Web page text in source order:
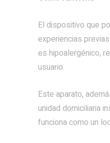
El dispositivo que
experiencias
es hipoalergénico,
usuario.
Este aparato,
unidad domiciliaria
funciona como un